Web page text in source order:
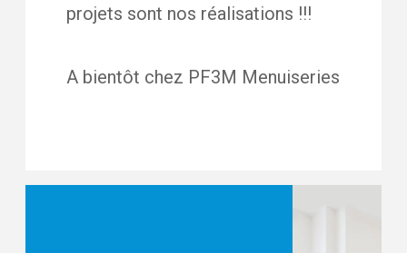
projets sont nos réalisations !!!
A bientôt chez PF3M Menuiseries